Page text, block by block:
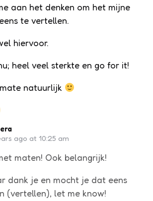
aan het denken om het mijne
te vertellen.
hiervoor.
heel veel sterkte en go for it!
natuurlijk
ago at 10:25 am
maten! Ook belangrijk!
dank je en mocht je dat eens
(vertellen), let me know!